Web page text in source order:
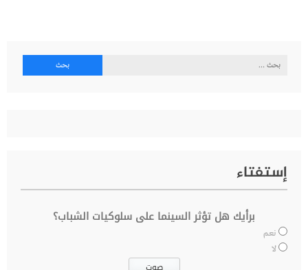
البحث
إستفتاء
برأيك هل تؤثر السينما على سلوكيات الشباب؟
نعم
لا